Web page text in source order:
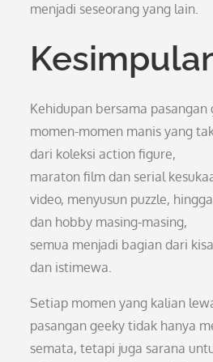
menjadi seseorang yang lain.
Kehidupan bersama pasangan
momen-momen manis yang
dari koleksi action figure,
maraton film dan serial
video, menyusun puzzle,
dan hobby masing-masing,
semua menjadi bagian dari
dan istimewa.
Setiap momen yang kalian
pasangan geeky tidak hanya
semata, tetapi juga sarana